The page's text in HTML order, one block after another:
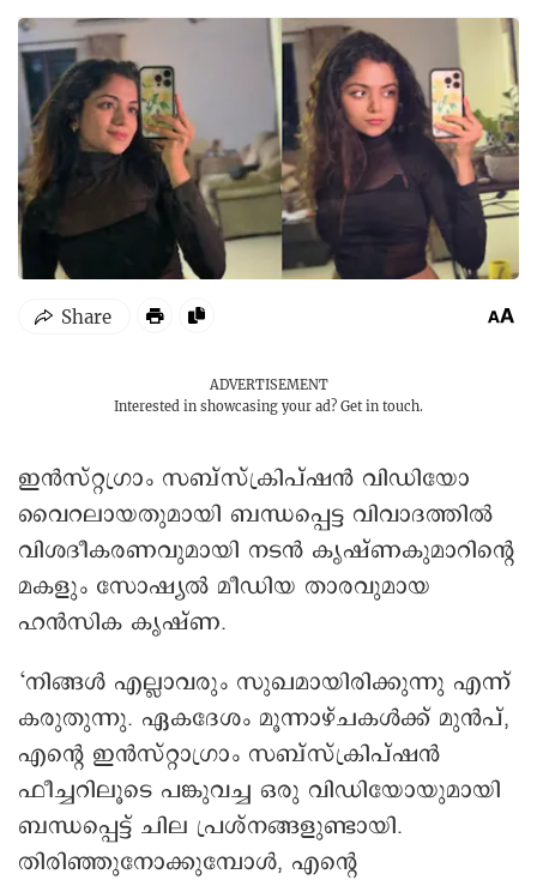
ADVERTISEMENT
Interested in showcasing your ad? Get in touch.
ഇൻസ്റ്റഗ്രാം സബ്‌സ്‌ക്രിപ്ഷൻ വിഡിയോ
വൈറലായതുമായി ബന്ധപ്പെട്ട വിവാദത്തിൽ
വിശദീകരണവുമായി നടൻ കൃഷ്ണകുമാറിന്റെ
മകളും സോഷ്യൽ മീഡിയ താരവുമായ
ഹൻസിക കൃഷ്ണ.
‘നിങ്ങൾ എല്ലാവരും സുഖമായിരിക്കുന്നു എന്ന്
കരുതുന്നു. ഏകദേശം മൂന്നാഴ്ചകൾക്ക് മുൻപ്,
എന്റെ ഇൻസ്റ്റാഗ്രാം സബ്‌സ്‌ക്രിപ്ഷൻ
ഫീച്ചറിലൂടെ പങ്കുവച്ച ഒരു വിഡിയോയുമായി
ബന്ധപ്പെട്ട് ചില പ്രശ്നങ്ങളുണ്ടായി.
തിരിഞ്ഞുനോക്കുമ്പോൾ, എന്റെ